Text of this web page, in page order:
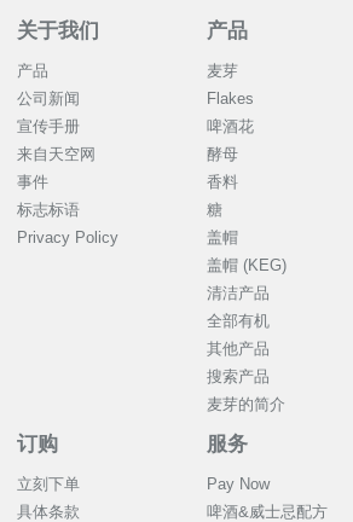
关于我们
产品
公司新闻
宣传手册
来自天空网
事件
标志标语
Privacy Policy
产品
麦芽
Flakes
啤酒花
酵母
香料
糖
盖帽
盖帽 (KEG)
清洁产品
全部有机
其他产品
搜索产品
麦芽的简介
订购
立刻下单
具体条款
服务
Pay Now
啤酒&威士忌配方